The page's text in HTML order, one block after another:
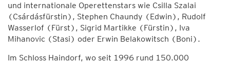
und internationale Operettenstars wie Csilla Szalai
(Csárdásfürstin), Stephen Chaundy (Edwin), Rudolf
Wasserlof (Fürst), Sigrid Martikke (Fürstin), Iva
Mihanovic (Stasi) oder Erwin Belakowitsch (Boni).
Im Schloss Haindorf, wo seit 1996 rund 150.000